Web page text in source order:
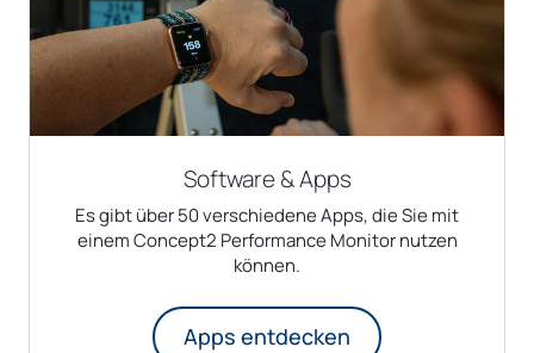
Software & Apps
Es gibt über 50 verschiedene Apps, die Sie mit
einem Concept2 Performance Monitor nutzen
können.
Apps entdecken